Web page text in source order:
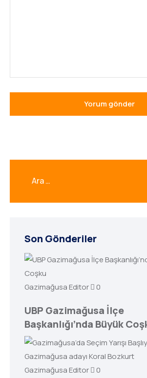
Son Gönderiler
Gazimağusa Editor 0
UBP Gazimağusa İlçe
Başkanlığı’nda Büyük
Gazimağusa Editor 0